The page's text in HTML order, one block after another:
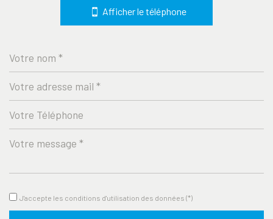
École primaire
statistiques
Afficher le téléphone
J'accepte les conditions d'utilisation des données (*)